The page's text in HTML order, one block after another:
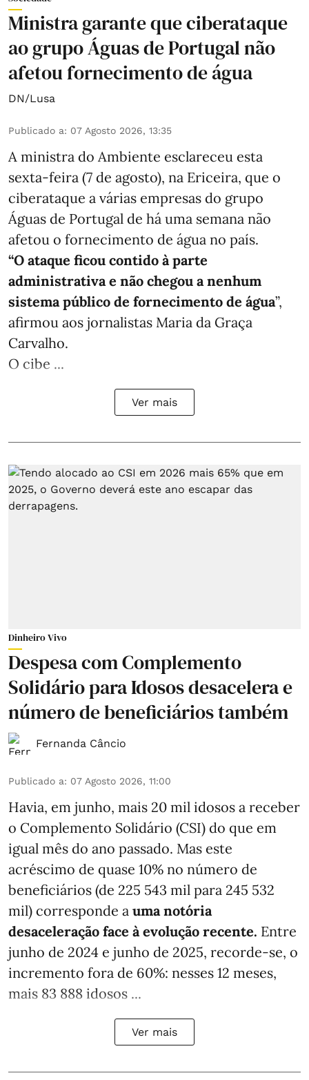
Ministra garante que ciberataque
ao grupo Águas de Portugal não
afetou fornecimento de água
DN/Lusa
Publicado a: 07 Agosto 2026, 13:35
A ministra do Ambiente esclareceu esta
sexta-feira (7 de agosto), na Ericeira, que o
ciberataque a várias empresas do grupo
Águas de Portugal de há uma semana não
afetou o fornecimento de água no país.
“O ataque ficou contido à parte
administrativa e não chegou a nenhum
sistema público de fornecimento de água”,
afirmou aos jornalistas Maria da Graça
Carvalho.
O cibe ...
Ver mais
Dinheiro Vivo
Despesa com Complemento
Solidário para Idosos desacelera e
número de beneficiários também
Fernanda Câncio
Publicado a: 07 Agosto 2026, 11:00
Havia, em junho, mais 20 mil idosos a receber
o Complemento Solidário (CSI) do que em
igual mês do ano passado. Mas este
acréscimo de quase 10% no número de
beneficiários (de 225 543 mil para 245 532
mil) corresponde a uma notória
desaceleração face à evolução recente. Entre
junho de 2024 e junho de 2025, recorde-se, o
incremento fora de 60%: nesses 12 meses,
mais 83 888 idosos ...
Ver mais